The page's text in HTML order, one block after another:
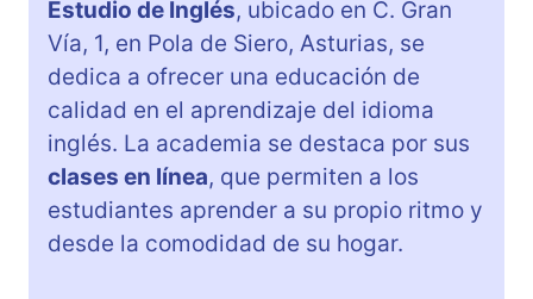
Estudio de Inglés, ubicado en C. Gran
Vía, 1, en Pola de Siero, Asturias, se
dedica a ofrecer una educación de
calidad en el aprendizaje del idioma
inglés. La academia se destaca por sus
clases en línea, que permiten a los
estudiantes aprender a su propio ritmo y
desde la comodidad de su hogar.